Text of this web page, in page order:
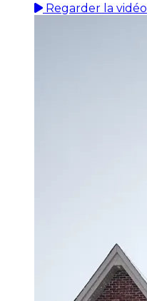
Regarder la vidéo